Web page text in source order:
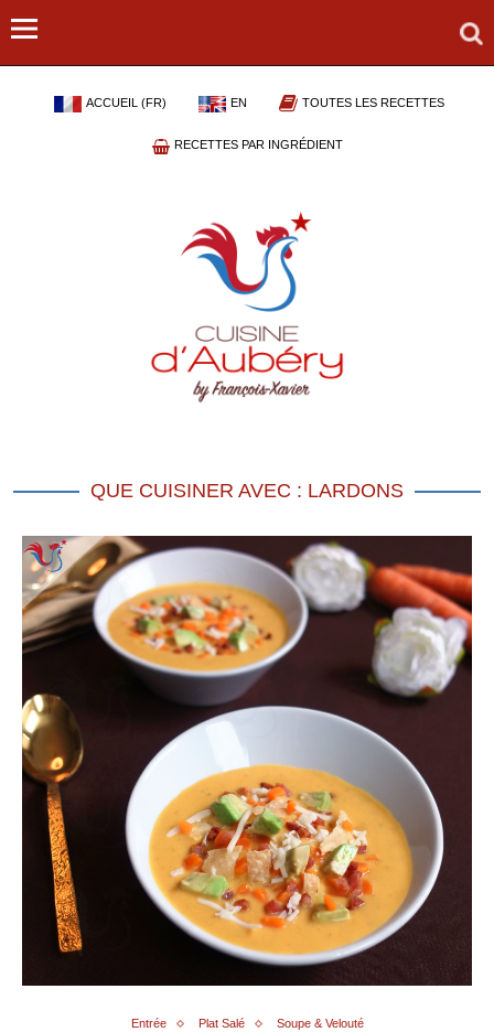
ACCUEIL (FR) EN TOUTES LES RECETTES
RECETTES PAR INGRÉDIENT
QUE CUISINER AVEC : LARDONS
Entrée Plat Salé Soupe & Velouté